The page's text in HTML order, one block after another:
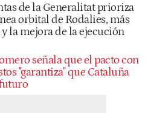
de la Generalitat prioriza
orbital de Rodalies, más
la mejora de la ejecución
señala que el pacto con
"garantiza" que Cataluña